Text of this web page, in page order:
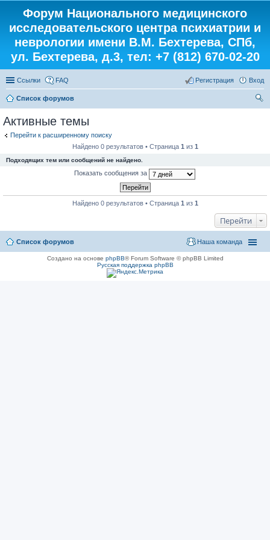
Форум Национального медицинского
исследовательского центра психиатрии и
неврологии имени В.М. Бехтерева, СПб,
ул. Бехтерева, д.3, тел: +7 (812) 670-02-20
Ссылки FAQ Вход
Регистрация
Список форумов
Активные темы
Перейти к расширенному поиску
Найдено 0 результатов • Страница 1 из 1
Подходящих тем или сообщений не найдено.
Показать сообщения за
Найдено 0 результатов • Страница 1 из 1
Перейти
Список форумов Наша команда
Создано на основе phpBB® Forum Software © phpBB Limited
Русская поддержка phpBB